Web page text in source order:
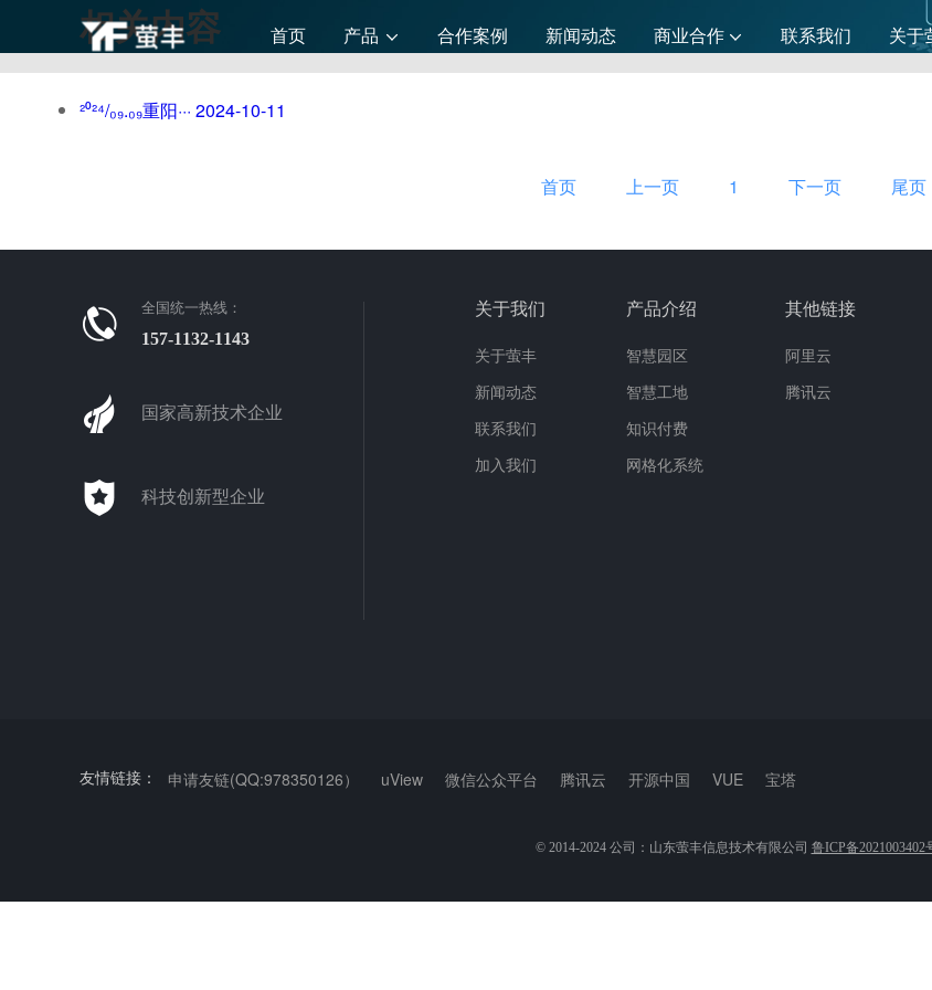
首页 产品 合作案例 新闻动态 商业合作 联系我们 关于
相关内容
²⁰²⁴/₀₉.₀₉重阳··· 2024-10-11
首页 上一页 1 下一页 尾页
全国统一热线：
157-1132-1143
国家高新技术企业
科技创新型企业
关于我们
关于萤丰
新闻动态
联系我们
加入我们
产品介绍
智慧园区
智慧工地
知识付费
网格化系统
其他链接
阿里云
腾讯云
友情链接： 申请友链(QQ:978350126） uView 微信公众平台 腾讯云 开源中国 VUE 宝塔
© 2014-2024 公司：山东萤丰信息技术有限公司 鲁ICP备2021003402